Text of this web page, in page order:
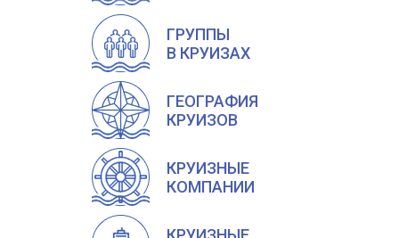
ГРУППЫ
В КРУИЗАХ
ГЕОГРАФИЯ
КРУИЗОВ
КРУИЗНЫЕ
КОМПАНИИ